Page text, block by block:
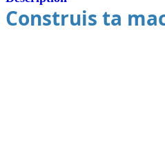
Construis ta